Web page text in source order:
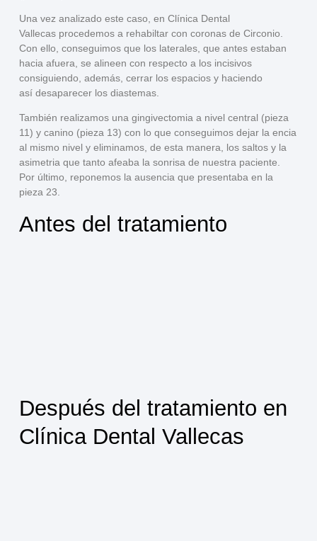
Una vez analizado este caso, en Clínica Dental
Vallecasprocedemos a rehabiltar con coronas de Circonio
Con ello, conseguimos que los laterales, que antes estaban
hacia afuera, se alineen con respecto a los incisivos
consiguiendo, además, cerrar los espaciosy haciendo
así desaparecer los diastemas.
También realizamos una gingivectomiaa nivel central (pieza
11) y canino (pieza 13) con lo que conseguimos dejar laencia
al mismo nivel y eliminamos, de esta manera, los saltos y la
asimetria que tanto afeaba la sonrisa de nuestra paciente.
Por último, reponemosla ausencia que presentaba en la
pieza 23.
Antes del tratamiento
Después del tratamiento en
Clínica Dental Vallecas